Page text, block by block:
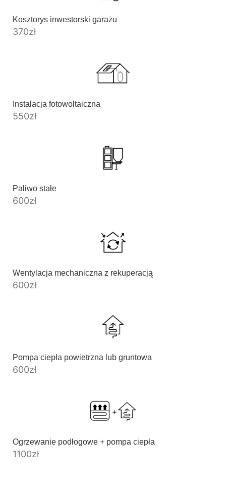
Kosztorys inwestorski garażu
370zł
Instalacja fotowoltaiczna
550zł
Paliwo stałe
600zł
Wentylacja mechaniczna z rekuperacją
600zł
Pompa ciepła powietrzna lub gruntowa
600zł
Ogrzewanie podłogowe + pompa ciepła
1100zł